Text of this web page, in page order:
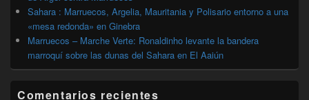
Sahara : Marruecos, Argelia, Mauritania y Polisario entorno a una
«mesa redonda» en Ginebra
Marruecos – Marche Verte: Ronaldinho levante la bandera
marroquí sobre las dunas del Sahara en El Aaiún
Comentarios recientes